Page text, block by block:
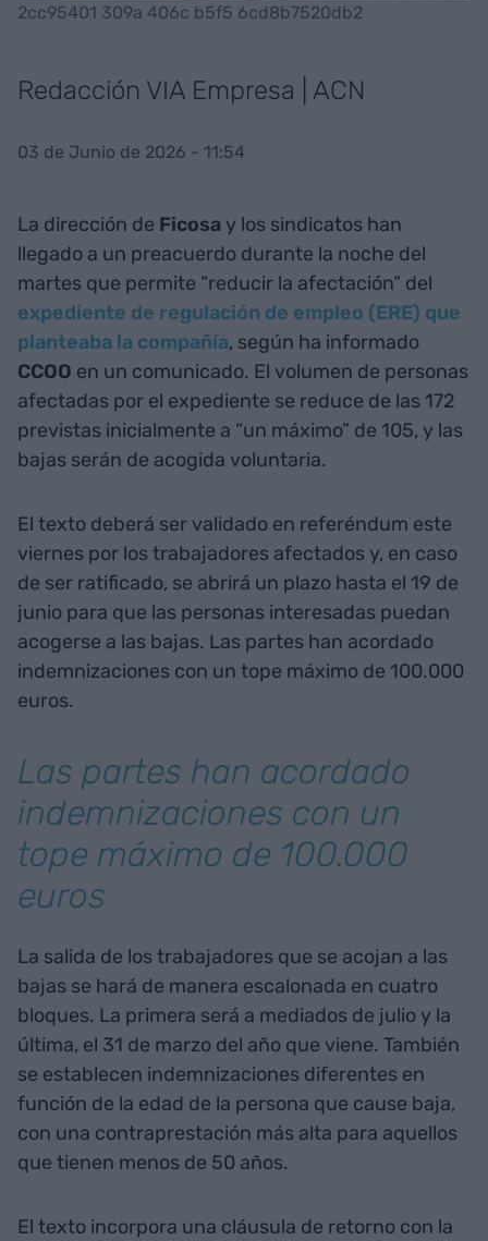
2cc95401 309a 406c b5f5 6cd8b7520db2
Redacción VIA Empresa | ACN
03 de Junio de 2026 - 11:54
La dirección de Ficosa y los sindicatos han
llegado a un preacuerdo durante la noche del
martes que permite “reducir la afectación” del
expediente de regulación de empleo (ERE) que
planteaba la compañía, según ha informado
CCOO en un comunicado. El volumen de personas
afectadas por el expediente se reduce de las 172
previstas inicialmente a “un máximo” de 105, y las
bajas serán de acogida voluntaria.
El texto deberá ser validado en referéndum este
viernes por los trabajadores afectados y, en caso
de ser ratificado, se abrirá un plazo hasta el 19 de
junio para que las personas interesadas puedan
acogerse a las bajas. Las partes han acordado
indemnizaciones con un tope máximo de 100.000
euros.
Las partes han acordado
indemnizaciones con un
tope máximo de 100.000
euros
La salida de los trabajadores que se acojan a las
bajas se hará de manera escalonada en cuatro
bloques. La primera será a mediados de julio y la
última, el 31 de marzo del año que viene. También
se establecen indemnizaciones diferentes en
función de la edad de la persona que cause baja,
con una contraprestación más alta para aquellos
que tienen menos de 50 años.
El texto incorpora una cláusula de retorno con la